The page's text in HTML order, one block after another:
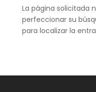
La página solicitada
perfeccionar su
para localizar la